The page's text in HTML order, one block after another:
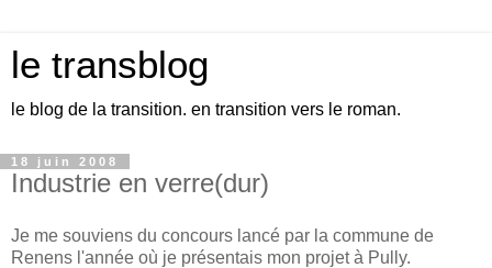
le transblog
le blog de la transition. en transition vers le roman.
18 juin 2008
Industrie en verre(dur)
Je me souviens du concours lancé par la commune de
Renens l'année où je présentais mon projet à Pully.